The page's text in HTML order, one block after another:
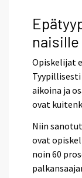
naisille
Opiskelijat
aikoina ja
ovat
Niin
ovat
noin 60